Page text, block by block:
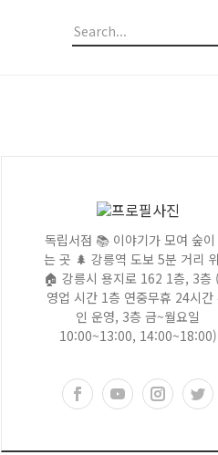
독립서점 📚 이야기가 모여 숲이
는 곳 🌲 강릉역 도보 5분 거리
🏠 강릉시 용지로 162 1층, 3층
영업 시간 1층 연중무휴 24시간
인 운영, 3층 금~월요일
10:00~13:00, 14:00~18:00)